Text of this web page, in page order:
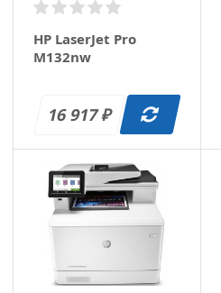
HP LaserJet Pro
M132nw
16 917₽